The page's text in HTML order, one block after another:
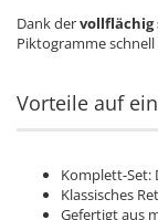
Dank dervollflächig
Piktogramme
Vorteile auf
Komplett-Set:
Klassisches
Gefertigt aus